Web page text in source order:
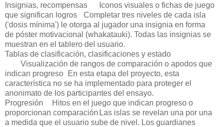
Insignias, recompensas
Iconos visuales o fichas de juego
que significan logros
Completar tres niveles de cada isla
('dosis mínima') le otorga al jugador una insignia en forma
de póster motivacional (whakatauki). Todas las insignias se
muestran en el tablero del usuario.
Tablas de clasificación, clasificaciones y estado
Visualización de rangos de comparación o apodos que
indican progreso
En esta etapa del proyecto, esta
característica no se ha implementado para proteger el
anonimato de los participantes del ensayo.
Progresión
Hitos en el juego que indican progreso o
proporcionan comparación Las islas se revelan una por una
a medida que el usuario sube de nivel. Los guardianes